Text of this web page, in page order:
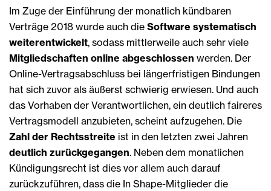
Im Zuge der Einführung der monatlich kündbaren
Verträge 2018 wurde auch die Software systematisch
weiterentwickelt, sodass mittlerweile auch sehr viele
Mitgliedschaften online abgeschlossen werden. Der
Online-Vertragsabschluss bei längerfristigen Bindungen
hat sich zuvor als äußerst schwierig erwiesen. Und auch
das Vorhaben der Verantwortlichen, ein deutlich faireres
Vertragsmodell anzubieten, scheint aufzugehen. Die
Zahl der Rechtsstreite ist in den letzten zwei Jahren
deutlich zurückgegangen. Neben dem monatlichen
Kündigungsrecht ist dies vor allem auch darauf
zurückzuführen, dass die In Shape-Mitglieder die